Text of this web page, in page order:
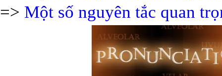
=> Một số nguyên tắc quan